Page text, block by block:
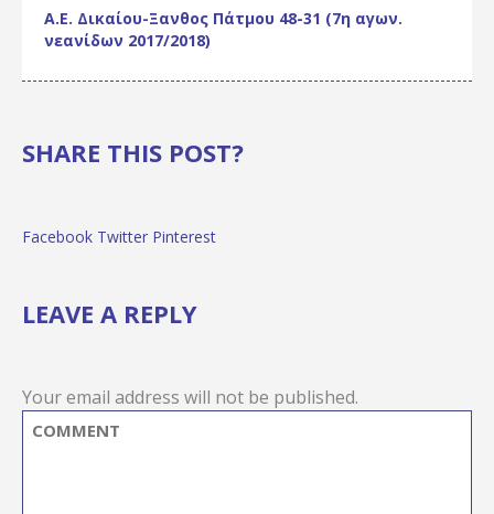
Α.Ε. Δικαίου-Ξανθος Πάτμου 48-31 (7η αγων.
νεανίδων 2017/2018)
SHARE THIS POST?
Facebook Twitter Pinterest
LEAVE A REPLY
Your email address will not be published.